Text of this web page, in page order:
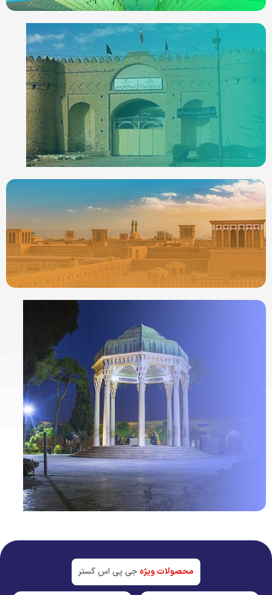
ردیاب خودرو در
ردیاب خودرو درایرانشهر
جدیدترین ردیابها
ردیاب خودرو درشیراز
محصولات ویژهجی پی اس گستر